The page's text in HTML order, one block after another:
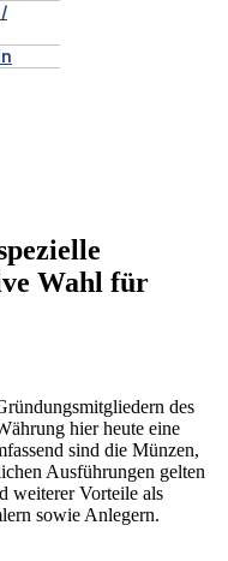
Wahl für
des
hier heute eine
sind die Münzen,
Ausführungen gelten
weiterer Vorteile als
sowie Anlegern.